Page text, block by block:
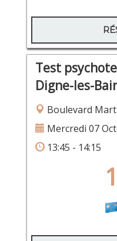
Test
Digne-les-
Boulevard
Mercredi 07
13:45 - 14:15